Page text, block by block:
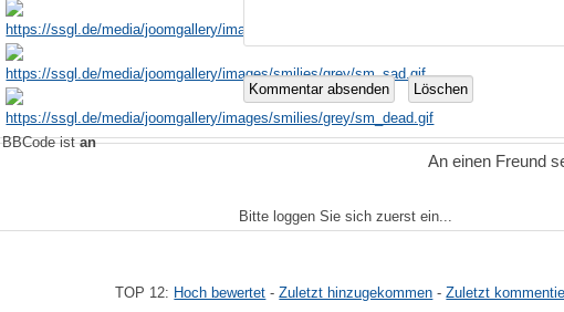
BBCode istan
An einen Freund
Bitte loggen Sie sich zuerst ein...
TOP 12: Hoch bewertet -Zuletzt hinzugekommen -Zuletzt